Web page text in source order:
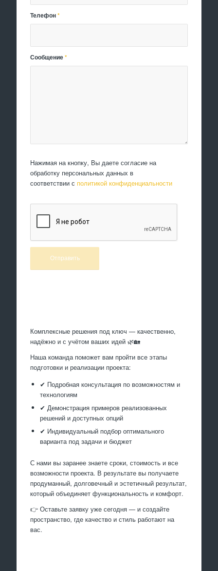
Телефон*
Сообщение*
Нажимая на кнопку, Вы даете согласие на
обработку персональных данных в
соответствии с политикой конфиденциальности
Комплексные решения под ключ — качественно,
надёжно и с учётом ваших идей 🌿🏡
Наша команда поможет вам пройти все этапы
подготовки и реализации проекта:
✔ Подробная консультация по возможностям и
технологиям
✔ Демонстрация примеров реализованных
решений и доступных опций
✔ Индивидуальный подбор оптимального
варианта под задачи и бюджет
С нами вы заранее знаете сроки, стоимость и все
возможности проекта. В результате вы получаете
продуманный, долговечный и эстетичный результат,
который объединяет функциональность и комфорт.
👉 Оставьте заявку уже сегодня — и создайте
пространство, где качество и стиль работают на
вас.